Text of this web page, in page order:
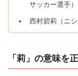
サッカー選手）
西村碧莉（ニ
「莉」の意味を